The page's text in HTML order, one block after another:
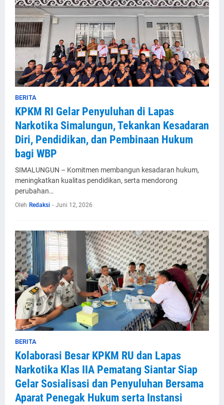
BERITA
KPKM RI Gelar Penyuluhan di Lapas
Narkotika Simalungun, Tekankan Kesadaran
Diri, Pendidikan, dan Pembinaan Hukum
bagi WBP
SIMALUNGUN – Komitmen membangun kesadaran hukum,
meningkatkan kualitas pendidikan, serta mendorong
perubahan…
Oleh Redaksi - Juni 12, 2026
BERITA
Kolaborasi Besar KPKM RU dan Lapas
Narkotika Klas IIA Pematang Siantar Siap
Gelar Sosialisasi dan Penyuluhan Bersama
Aparat Penegak Hukum serta Instansi